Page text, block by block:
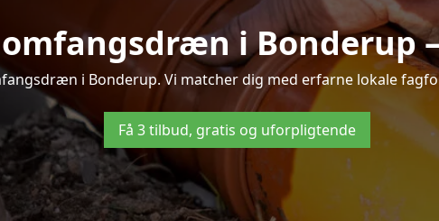
i Bonderup
i Bonderup. Vi matcher dig med erfarne lokale
Få 3 tilbud, gratis og uforpligtende